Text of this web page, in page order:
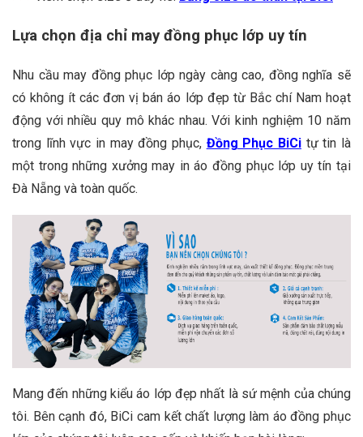
Lựa chọn địa chỉ may đồng phục lớp uy tín
Nhu cầu may đồng phục lớp ngày càng cao, đồng nghĩa sẽ
có không ít các đơn vị bán áo lớp đẹp từ Bắc chí Nam hoạt
động với nhiều quy mô khác nhau. Với kinh nghiệm 10 năm
trong lĩnh vực in may đồng phục, Đồng Phục BiCi tự tin là
một trong những xưởng may in áo đồng phục lớp uy tín tại
Đà Nẵng và toàn quốc.
Mang đến những kiểu áo lớp đẹp nhất là sứ mệnh của chúng
tôi. Bên cạnh đó, BiCi cam kết chất lượng làm áo đồng phục